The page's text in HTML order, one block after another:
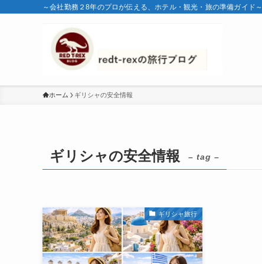
～会社勤務２8年のプロが伝える、ホテル・観光・旅の準備ガイド～
ホーム ギリシャの安全情報
ギリシャの安全情報 – tag –
ギリシャ旅行